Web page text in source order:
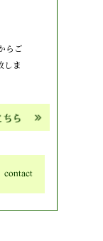
らご
しま